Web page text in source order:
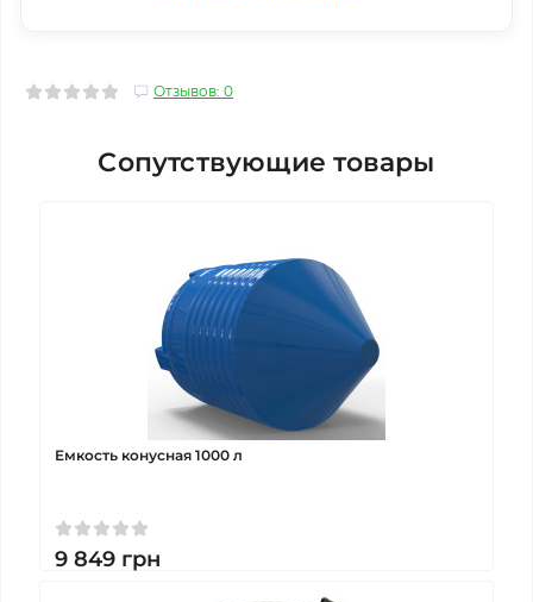
Отзывов: 0
Сопутствующие товары
Емкость конусная 1000 л
9 849 грн